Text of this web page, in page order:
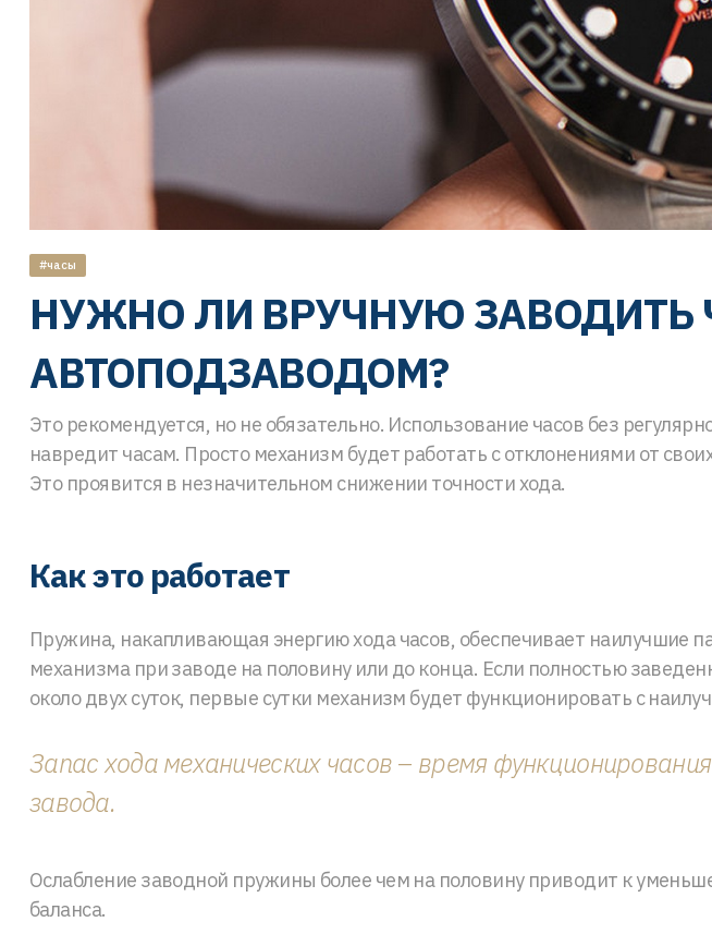
#часы
НУЖНО ЛИ ВРУЧНУЮ ЗАВОДИТЬ
АВТОПОДЗАВОДОМ?
Это рекомендуется, но не обязательно. Использование часов без
навредит часам. Просто механизм будет работать с отклонениями от
Это проявится в незначительном снижении точности хода.
Как это работает
Пружина, накапливающая энергию хода часов, обеспечивает наилучшие
механизма при заводе на половину или до конца. Если полностью
около двух суток, первые сутки механизм будет функционировать с
Запас хода механических часов – время
завода.
Ослабление заводной пружины более чем на половину приводит к
баланса.